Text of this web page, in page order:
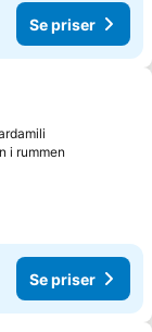
Se priser
Favoriter
i rummen
Se priser